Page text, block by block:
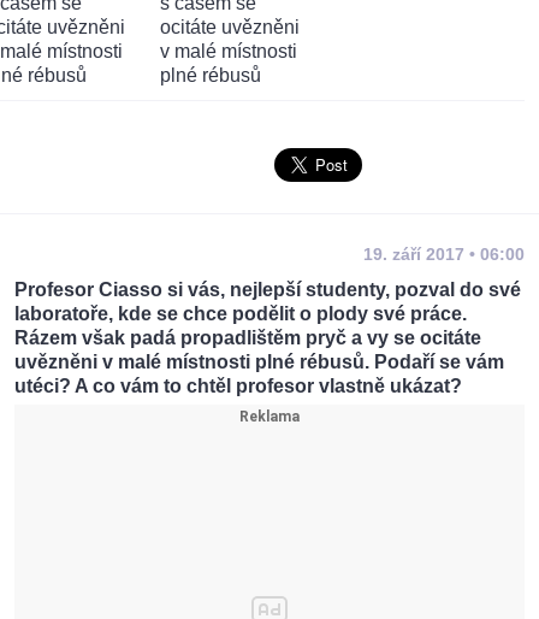
19. září 2017 • 06:00
Profesor Ciasso si vás, nejlepší studenty, pozval do své
laboratoře, kde se chce podělit o plody své práce.
Rázem však padá propadlištěm pryč a vy se ocitáte
uvězněni v malé místnosti plné rébusů. Podaří se vám
utéci? A co vám to chtěl profesor vlastně ukázat?